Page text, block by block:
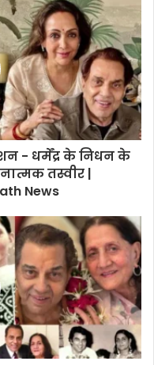
- धर्मेंद्र के निधन के
तस्वीर |
News